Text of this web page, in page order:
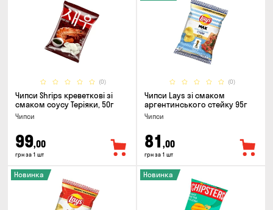
(0)
Чипси Shrips креветкові зі
смаком соусу Теріяки, 50г
Чипси
99,00
грн за 1 шт
(0)
Чипси Lays зі смаком
аргентинського стейку 95г
Чипси
81 ,00
грн за 1 шт
Новинка Новинка